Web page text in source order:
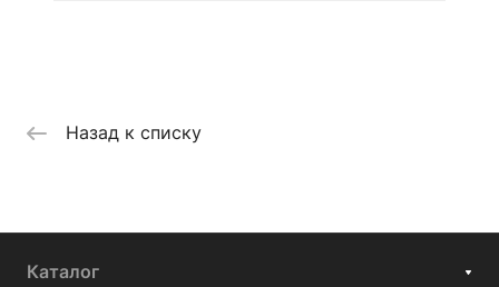
Назад к списку
Каталог